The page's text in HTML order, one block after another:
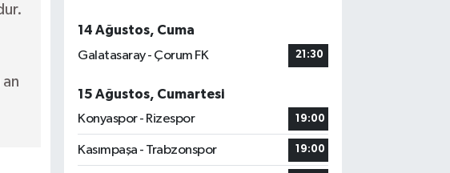
14 Ağustos, Cuma
Galatasaray - Çorum FK
21:30
15 Ağustos, Cumartesi
Konyaspor - Rizespor
19:00
Kasımpaşa - Trabzonspor 19:00